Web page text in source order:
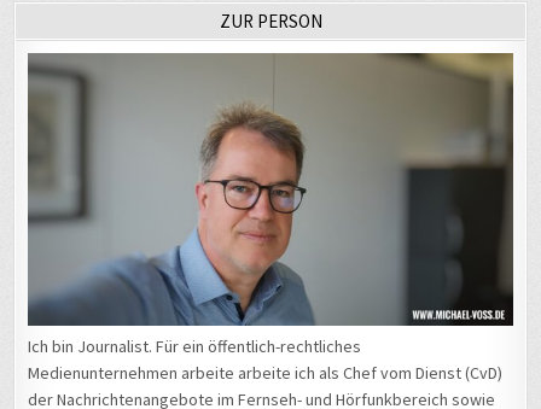
ZUR PERSON
Ich bin Journalist. Für ein öffentlich-rechtliches
Medienunternehmen arbeite arbeite ich als Chef vom Dienst (CvD)
der Nachrichtenangebote im Fernseh- und Hörfunkbereich sowie